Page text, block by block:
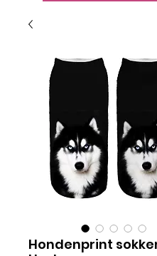
Hondenprint